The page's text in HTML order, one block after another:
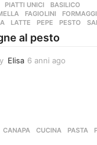
,PIATTI UNICI BASILICO
,FAGIOLINI ,
,LATTE ,PEPE ,PESTO ,
al pesto
Elisa 6 anni ago
g
CANAPA ,CUCINA ,PASTA ,